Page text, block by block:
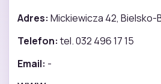
Adres: Mickiewicza 42, Bielsko-
Telefon: tel. 032 496 17 15
Email: -